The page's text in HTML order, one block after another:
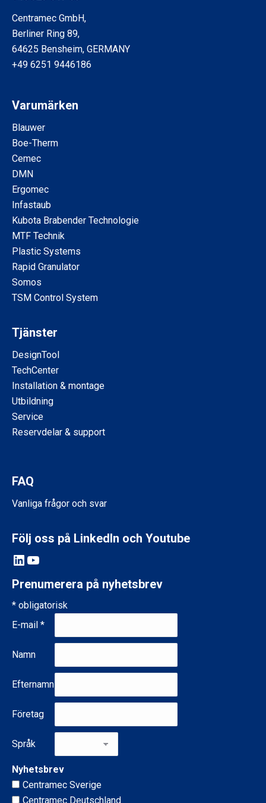
Centramec GmbH,
Berliner Ring 89,
64625 Bensheim, GERMANY
+49 6251 9446186
Varumärken
Blauwer
Boe-Therm
Cemec
DMN
Ergomec
Infastaub
Kubota Brabender Technologie
MTF Technik
Plastic Systems
Rapid Granulator
Somos
TSM Control System
Tjänster
DesignTool
TechCenter
Installation & montage
Utbildning
Service
Reservdelar & support
FAQ
Vanliga frågor och svar
Följ oss på LinkedIn och Youtube
LinkedIn
YouTube
Prenumerera på nyhetsbrev
* obligatorisk
E-mail *
Namn
Efternamn
Företag
Språk
Nyhetsbrev
Centramec Sverige
Centramec Deutschland